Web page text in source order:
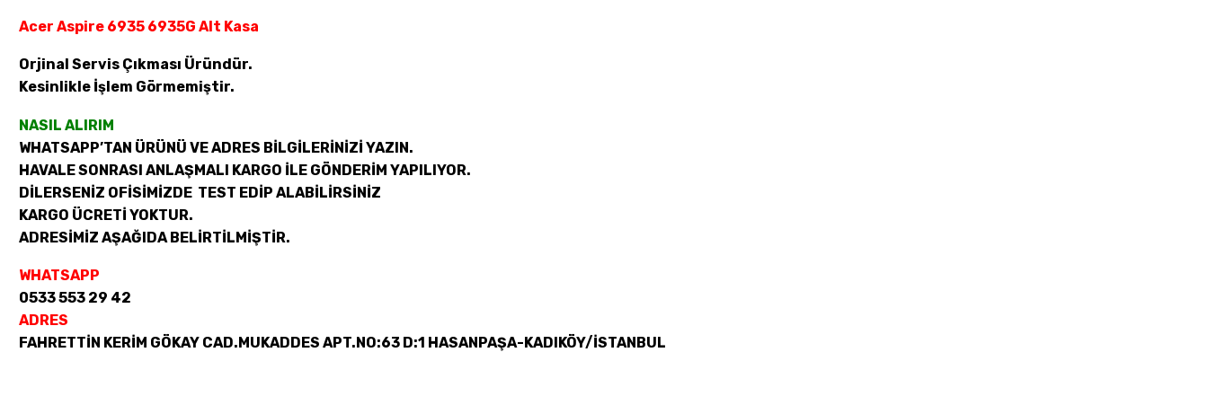
Acer Aspire 6935 6935G Alt Kasa
Orjinal Servis Çıkması Üründür.
Kesinlikle İşlem Görmemiştir.
NASIL ALIRIM
WHATSAPP’TAN ÜRÜNÜ VE ADRES BİLGİLERİNİZİ YAZIN.
HAVALE SONRASI ANLAŞMALI KARGO İLE GÖNDERİM YAPILIYOR.
DİLERSENİZ OFİSİMİZDE TEST EDİP ALABİLİRSİNİZ
KARGO ÜCRETİ YOKTUR.
ADRESİMİZ AŞAĞIDA BELİRTİLMİŞTİR.
WHATSAPP
0533 553 29 42
ADRES
FAHRETTİN KERİM GÖKAY CAD.MUKADDES APT.NO:63 D:1 HASANPAŞA-KADIKÖY/İSTANBUL